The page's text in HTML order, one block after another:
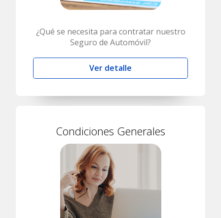
¿Qué se necesita para contratar nuestro
Seguro de Automóvil?
Ver detalle
Condiciones Generales